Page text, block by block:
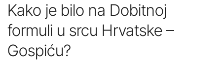
Kako je bilo na Dobitnoj
formuli u srcu Hrvatske –
Gospiću?